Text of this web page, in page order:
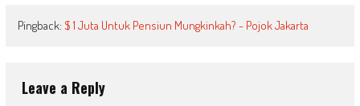
Pingback: $ 1 Juta Untuk Pensiun Mungkinkah? - Pojok Jakarta
Leave a Reply